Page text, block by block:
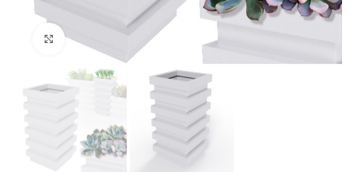
Kliknij aby powiększyć